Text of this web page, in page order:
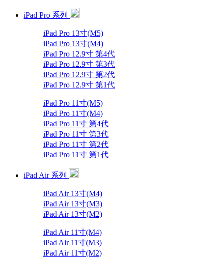
iPad Pro 系列
iPad Pro 13寸(M5)
iPad Pro 13寸(M4)
iPad Pro 12.9寸 第4代
iPad Pro 12.9寸 第3代
iPad Pro 12.9寸 第2代
iPad Pro 12.9寸 第1代
iPad Pro 11寸(M5)
iPad Pro 11寸(M4)
iPad Pro 11寸 第4代
iPad Pro 11寸 第3代
iPad Pro 11寸 第2代
iPad Pro 11寸 第1代
iPad Air 系列
iPad Air 13寸(M4)
iPad Air 13寸(M3)
iPad Air 13寸(M2)
iPad Air 11寸(M4)
iPad Air 11寸(M3)
iPad Air 11寸(M2)